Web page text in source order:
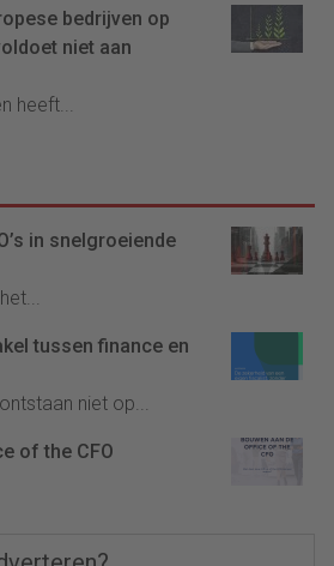
bedrijven op
niet aan
heeft...
in snelgroeiende
tussen finance en
niet op...
of the CFO